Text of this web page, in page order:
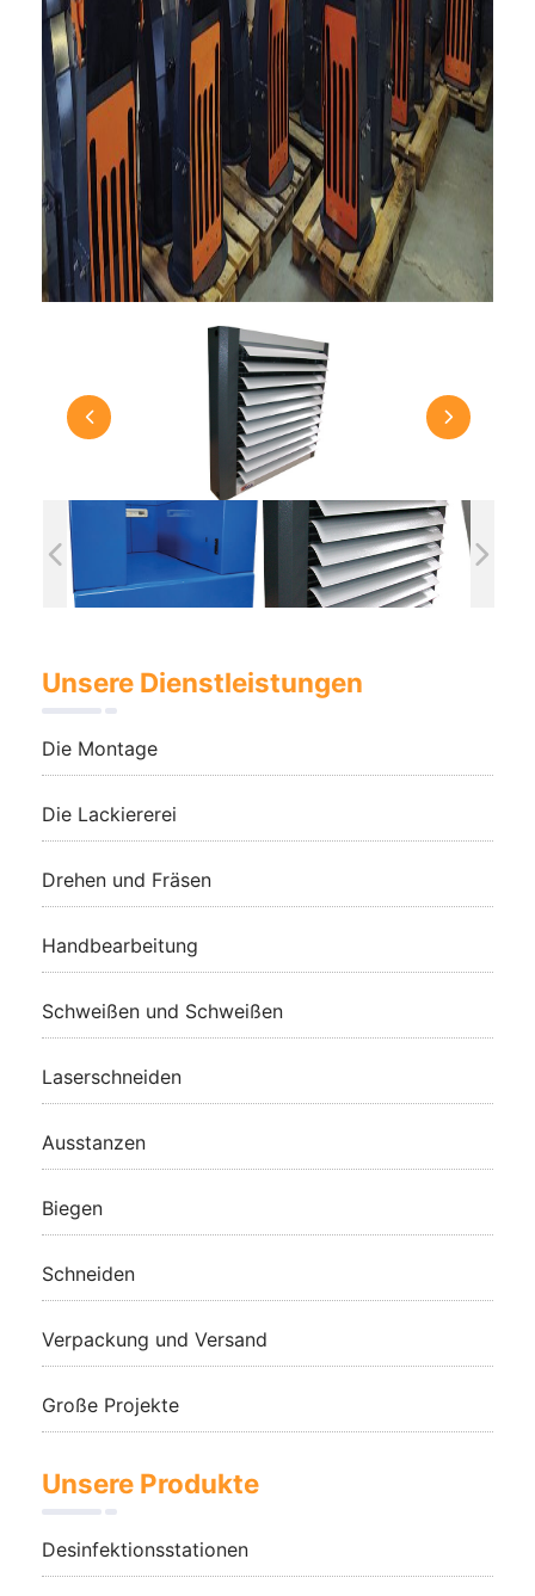
Unsere Dienstleistungen
Die Montage
Die Lackiererei
Drehen und Fräsen
Handbearbeitung
Schweißen und Schweißen
Laserschneiden
Ausstanzen
Biegen
Schneiden
Verpackung und Versand
Große Projekte
Unsere Produkte
Desinfektionsstationen